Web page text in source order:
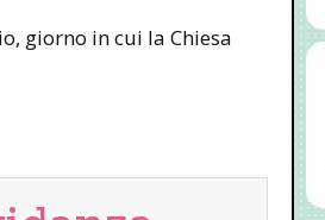
giorno in cui la Chiesa